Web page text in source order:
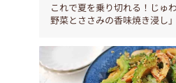
これで夏を乗り切れる！じゅ
野菜とささみの香味焼き浸し」